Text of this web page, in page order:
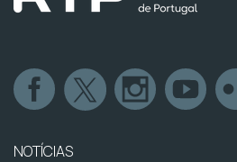
NOTÍCIAS